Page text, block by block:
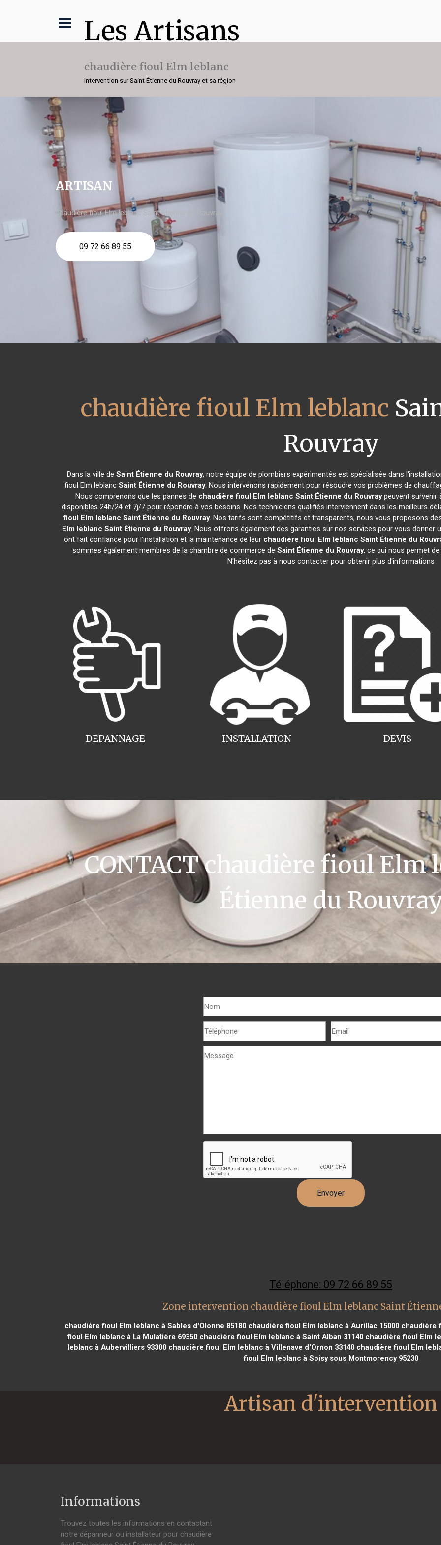
Les Artisans
chaudière fioul Elm leblanc
Intervention sur Saint Étienne du Rouvray et sa région
ARTISAN
chaudière fioul Elm leblanc Saint Étienne du Rouvray
09 72 66 89 55
chaudière fioul Elm leblanc
Rouvray
Dans la ville de Saint Étienne du Rouvray, notre équipe de plombiers expérimentés est spécialisée dans
fioul Elm leblanc Saint Étienne du Rouvray. Nous intervenons rapidement pour résoudre vos problèmes de
Nous comprenons que les pannes de chaudière fioul Elm leblanc Saint Étienne du Rouvraypeuvent survenir
disponibles 24h/24 et 7j/7 pour répondre à vos besoins. Nos techniciens qualifiés interviennent dans les meilleurs
fioul Elm leblanc Saint Étienne du Rouvray. Nos tarifs sont compétitifs et transparents, nous vous proposons
Elm leblanc Saint Étienne du Rouvray. Nous offrons également des garanties sur nos services pour vous donner
ont fait confiance pour l'installation et la maintenance de leur chaudière fioul Elm leblanc Saint Étienne du
sommes également membres de la chambre de commerce de Saint Étienne du Rouvray, ce qui nous permet
N'hésitez pas à nous contacter pour obtenir plus d'informations
INSTALLATION
DEPANNAGE DEVIS
CONTACT chaudière fioul Elm
Étienne du
Téléphone: 09 72 66 89 55
Zone intervention chaudière fioul Elm leblanc Saint
chaudière fioul Elm leblanc à Sables d'Olonne 85180chaudière fioul Elm leblanc à Aurillac 15000chaudière
fioul Elm leblanc à La Mulatière 69350 chaudière fioul Elm leblanc à Saint Alban 31140 chaudière fioul Elm
leblanc à Aubervilliers 93300 chaudière fioul Elm leblanc à Villenave d'Ornon 33140 chaudière fioul Elm
fioul Elm leblanc à Soisy sous Montmorency 95230
Informations
Trouvez toutes les informations en contactant
notre dépanneur ou installateur pour chaudière
Artisan d'intervention